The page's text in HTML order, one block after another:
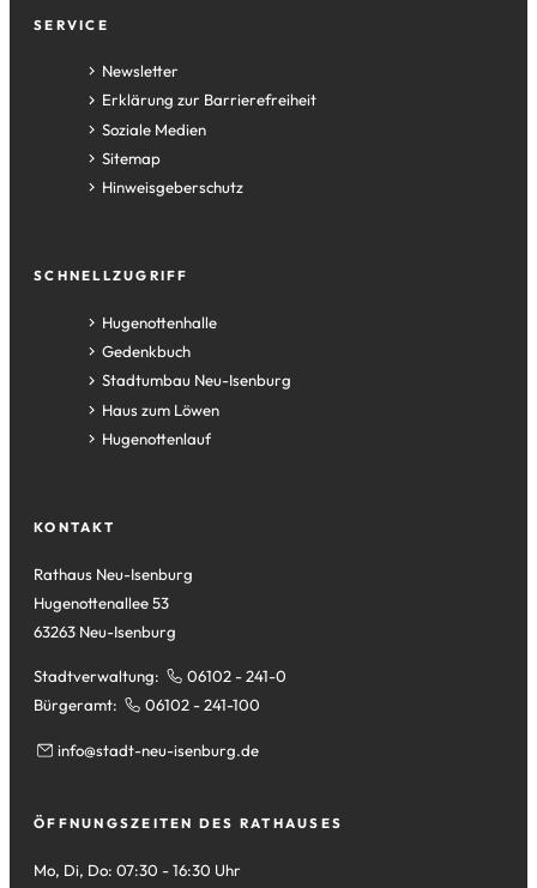
Fußzeile
SERVICE
Newsletter
Erklärung zur Barrierefreiheit
Soziale Medien
Sitemap
Hinweisgeberschutz
SCHNELLZUGRIFF
Hugenottenhalle
(Öffnet
in
einem
neuen
Tab)
Gedenkbuch
(Öffnet
in
einem
neuen
Stadtumbau Neu-Isenburg
(Öffnet
in
einem
Haus zum Löwen
(Öffnet
in
Tab)
Hugenottenlauf
(Öffnet
neuen
KONTAKT
Rathaus Neu-Isenburg
Hugenottenallee 53
63263 Neu-Isenburg
Stadtverwaltung:
06102 - 241-0
Bürgeramt:
06102 - 241-100
info stadt-neu-isenburg de
ÖFFNUNGSZEITEN DES RATHAUSES
Mo, Di, Do: 07:30 - 16:30 Uhr